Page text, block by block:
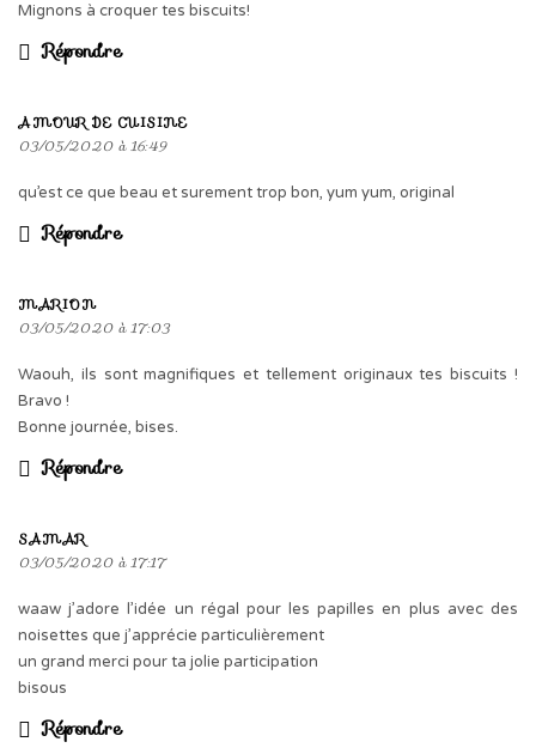
Mignons à croquer tes biscuits!
Répondre
AMOUR DE CUISINE
03/05/2020 à 16:49
qu’est ce que beau et surement trop bon, yum yum, original
Répondre
MARION
03/05/2020 à 17:03
Waouh, ils sont magnifiques et tellement originaux tes biscuits !
Bravo !
Bonne journée, bises.
Répondre
SAMAR
03/05/2020 à 17:17
waaw j’adore l’idée un régal pour les papilles en plus avec des
noisettes que j’apprécie particulièrement
un grand merci pour ta jolie participation
bisous
Répondre